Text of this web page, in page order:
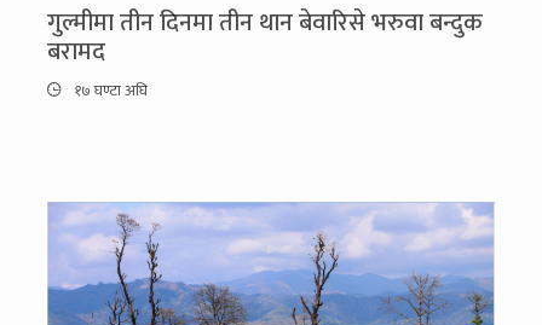
गुल्मीमा तीन दिनमा तीन थान बेवारिसे भरुवा बन्दुक
बरामद
१७ घण्टा अघि